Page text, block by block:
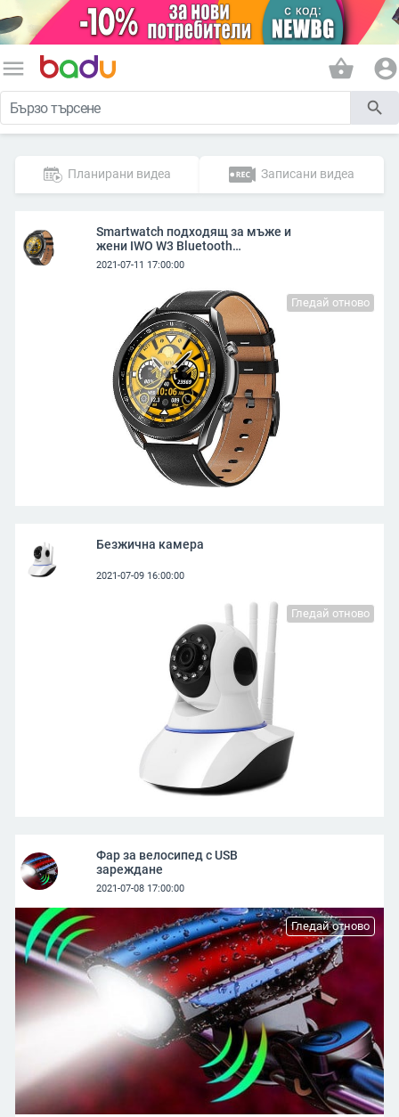
menu shopping_basket account_circle
search
Планирани видеа Записани видеа
Smartwatch подходящ за мъже и
жени IWO W3 Bluetooth
съвместим с Android и IOS
2021-07-11 17:00:00
Гледай отново
Безжична камера
2021-07-09 16:00:00
Гледай отново
Фар за велосипед с USB
зареждане
2021-07-08 17:00:00
Гледай отново